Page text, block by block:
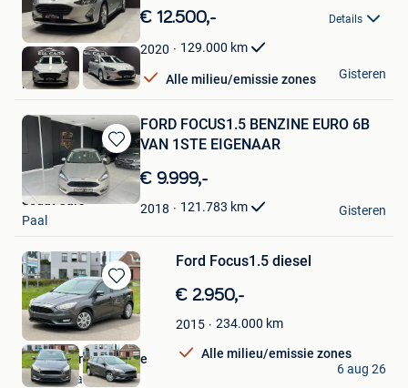
in
Mijn
Favorieten
€ 12.500,- Details
2020 129.000 km
Alle milieu/emissie zones
E&L Cars
Herstal
Gisteren
Bewaren
in
Mijn
Favorieten
FORD FOCUS1.5 BENZINE EURO 6B
VAN 1STE EIGENAAR
€ 9.999,-
2018 121.783 km
Sedat Cars
Paal
Gisteren
Bewaren
in
Mijn
Favorieten
Ford Focus1.5 diesel
€ 2.950,-
2015 234.000 km
Alle milieu/emissie zones
Steven van den bosse
Sint-Niklaas
6 aug 26